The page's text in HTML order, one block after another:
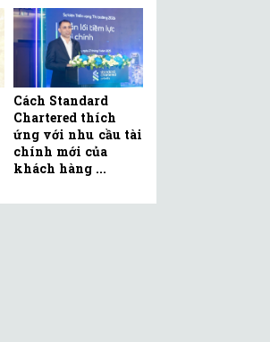
Cách Standard
Chartered thích
ứng với nhu cầu tài
chính mới của
khách hàng ...